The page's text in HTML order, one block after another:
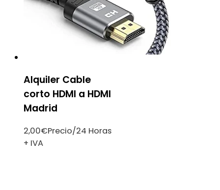
Alquiler Cable
corto HDMI a HDMI
Madrid
2,00€Precio/24 Horas
+ IVA